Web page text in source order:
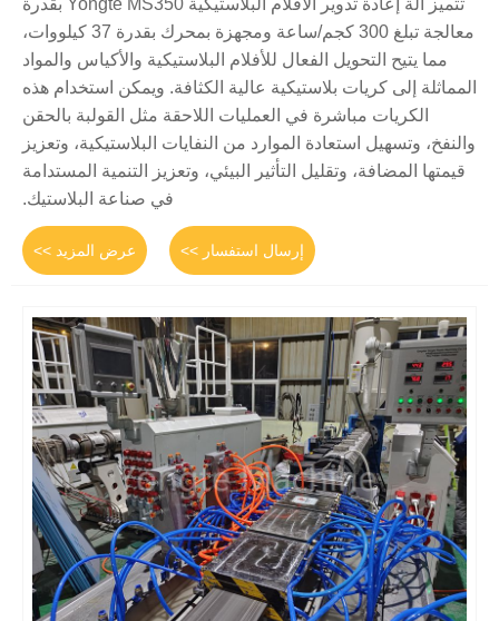
تتميز آلة إعادة تدوير الأفلام البلاستيكية Yongte MS350 بقدرة
معالجة تبلغ 300 كجم/ساعة ومجهزة بمحرك بقدرة 37 كيلووات،
مما يتيح التحويل الفعال للأفلام البلاستيكية والأكياس والمواد
المماثلة إلى كريات بلاستيكية عالية الكثافة. ويمكن استخدام هذه
الكريات مباشرة في العمليات اللاحقة مثل القولبة بالحقن
والنفخ، وتسهيل استعادة الموارد من النفايات البلاستيكية، وتعزيز
قيمتها المضافة، وتقليل التأثير البيئي، وتعزيز التنمية المستدامة
في صناعة البلاستيك.
عرض المزيد >> إرسال استفسار >>